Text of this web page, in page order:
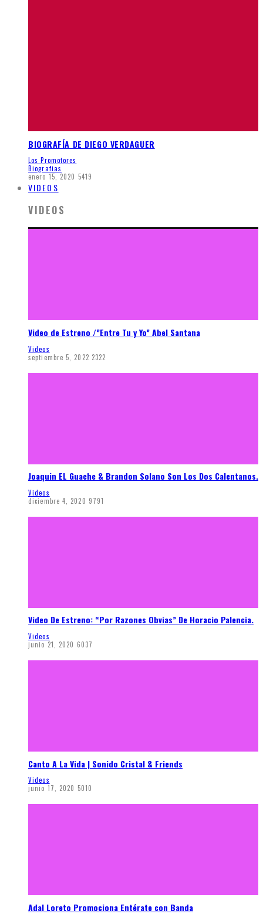
BIOGRAFÍA DE DIEGO VERDAGUER
Los Promotores
Biografias
enero 15, 2020 5419
VIDEOS
VIDEOS
Video de Estreno /”Entre Tu y Yo” Abel Santana
Videos
septiembre 5, 2022 2322
Joaquin EL Guache & Brandon Solano Son Los Dos Calentanos.
Videos
diciembre 4, 2020 9791
Video De Estreno: “Por Razones Obvias” De Horacio Palencia.
Videos
junio 21, 2020 6037
Canto A La Vida | Sonido Cristal & Friends
Videos
junio 17, 2020 5010
Adal Loreto Promociona Entérate con Banda